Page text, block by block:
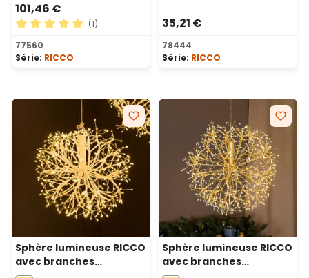
101,46 €
Note moyenne de 5 sur 5 étoiles
(1)
77560
Série: RICCO
35,21 €
78444
Série: RICCO
Sphère lumineuse RICCO
avec branches
blanches, Ø 30 cm, 384
Sphère lumineuse RICCO
avec branches
Champagne, Ø 50 cm,